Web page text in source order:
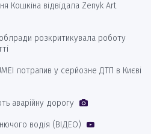
Кошкіна відвідала Zenyk Art
розкритикувала роботу
потрапив у серйозне ДТП в Києві
аварійну дорогу
водія (ВІДЕО)